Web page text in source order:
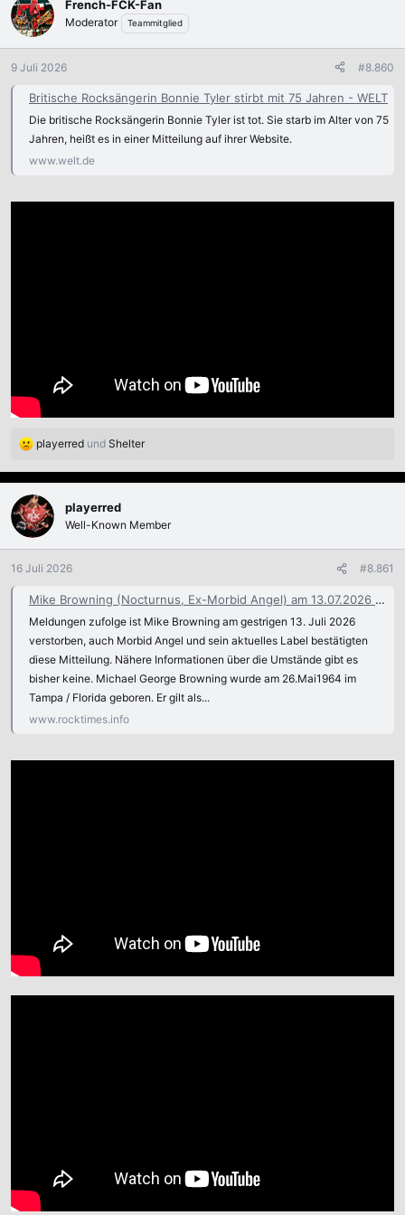
t
i
o
n
French-FCK-Fan
Moderator Teammitglied
9 Juli 2026 #8.860
Britische Rocksängerin Bonnie Tyler stirbt mit 75 Jahren - WELT
Die britische Rocksängerin Bonnie Tyler ist tot. Sie starb im Alter von 75
Jahren, heißt es in einer Mitteilung auf ihrer Website.
www.welt.de
R
a
k
t
i
o
n
playerred und Shelter
playerred
Well-Known Member
16 Juli 2026 #8.861
Mike Browning (Nocturnus, Ex-Morbid Angel) am 13.07.2026 verstorben | RockTimes
Meldungen zufolge ist Mike Browning am gestrigen 13. Juli 2026
verstorben, auch Morbid Angel und sein aktuelles Label bestätigten
diese Mitteilung. Nähere Informationen über die Umstände gibt es
bisher keine. Michael George Browning wurde am 26.Mai1964 im
Tampa / Florida geboren. Er gilt als...
www.rocktimes.info